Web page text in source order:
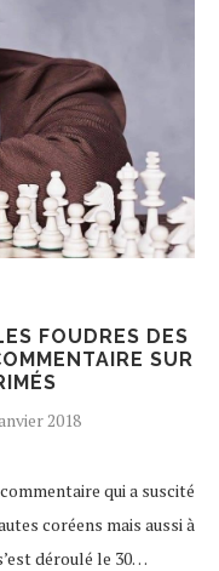
FOUDRES DES
SUR
2018
qui a suscité
coréens mais aussi à
déroulé le 30…